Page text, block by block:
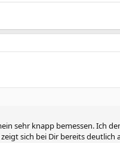
knapp bemessen. Ich
sich bei Dir bereits deutlich